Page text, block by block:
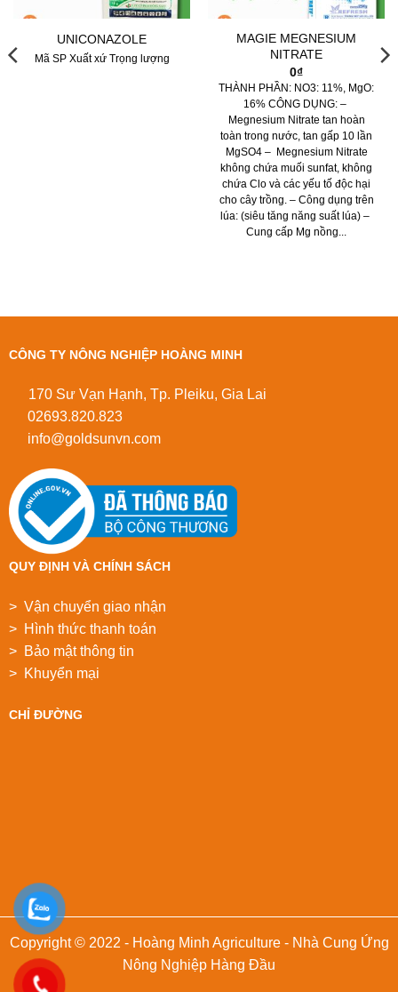
UNICONAZOLE
Mã SP Xuất xứ Trọng lượng
MAGIE MEGNESIUM
NITRATE
0₫
THÀNH PHẦN: NO3: 11%, MgO:
16% CÔNG DỤNG: –
Megnesium Nitrate tan hoàn
toàn trong nước, tan gấp 10 lần
MgSO4 – Megnesium Nitrate
không chứa muối sunfat, không
chứa Clo và các yếu tố độc hại
cho cây trồng. – Công dụng trên
lúa: (siêu tăng năng suất lúa) –
Cung cấp Mg nồng...
CÔNG TY NÔNG NGHIỆP HOÀNG MINH
170 Sư Vạn Hạnh, Tp. Pleiku, Gia Lai
02693.820.823
info@goldsunvn.com
QUY ĐỊNH VÀ CHÍNH SÁCH
> Vận chuyển giao nhận
> Hình thức thanh toán
> Bảo mật thông tin
> Khuyển mại
CHỈ ĐƯỜNG
Copyright © 2022 - Hoàng Minh Agriculture - Nhà Cung Ứng
Nông Nghiệp Hàng Đầu